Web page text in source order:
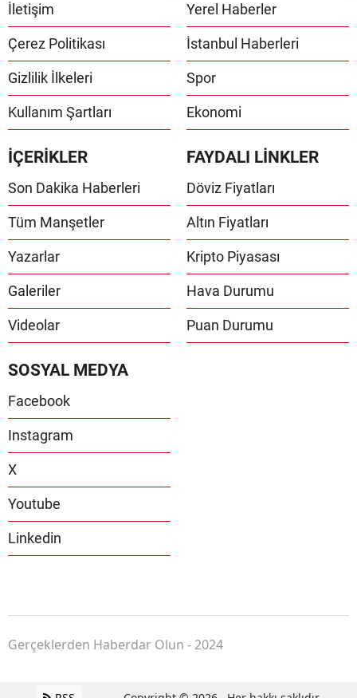
İletişim
Çerez Politikası
Gizlilik İlkeleri
Kullanım Şartları
Yerel Haberler
İstanbul Haberleri
Spor
Ekonomi
İÇERİKLER
Son Dakika Haberleri
Tüm Manşetler
Yazarlar
Galeriler
Videolar
FAYDALI LİNKLER
Döviz Fiyatları
Altın Fiyatları
Kripto Piyasası
Hava Durumu
Puan Durumu
SOSYAL MEDYA
Facebook
Instagram
X
Youtube
Linkedin
Gerçeklerden Haberdar Olun - 2024